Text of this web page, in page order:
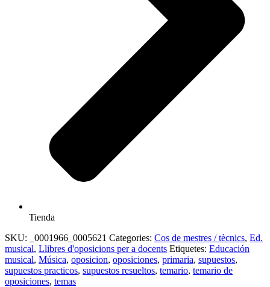
Tienda
SKU:
_0001966_0005621 Categories: Cos de mestres / tècnics, Ed.
musical, Llibres d'oposicions per a docents Etiquetes: Educación
musical, Música, oposicion, oposiciones, primaria, supuestos,
supuestos practicos, supuestos resueltos, temario, temario de
oposiciones, temas